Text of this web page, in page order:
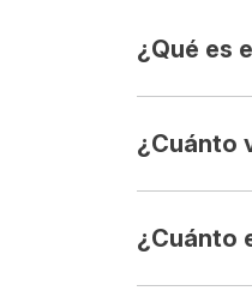
¿Qué es
¿Cuánto
¿Cuánto